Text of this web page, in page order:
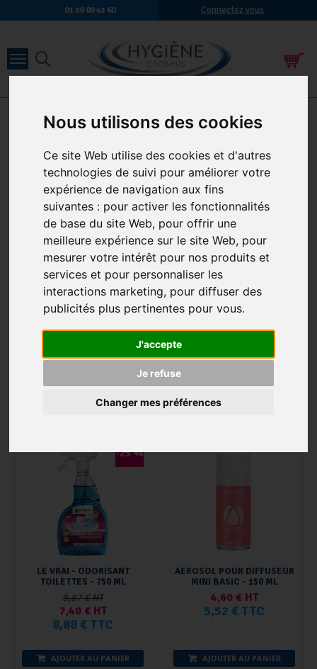
Nous utilisons des cookies
Ce site Web utilise des cookies et d'autres
technologies de suivi pour améliorer votre
expérience de navigation aux fins
suivantes : pour activer les fonctionnalités
de base du site Web, pour offrir une
meilleure expérience sur le site Web, pour
mesurer votre intérêt pour nos produits et
services et pour personnaliser les
interactions marketing, pour diffuser des
publicités plus pertinentes pour vous.
J'accepte
Je refuse
Changer mes préférences
01 39 09 43 60 Connectez vous
- Hygiène des sanitaires-Désodorisants
DÉSODORISANT 750ML
4,58 € HT
5,50 € TTC
AJOUTER AU PANIER
-25 %
LE VRAI PROFESSIONNEL
CLEAN ODOR MENTHE
DESTRUCTEUR D’ODEUR
SPRAY 750ML
9,44 € HT
AJOUTER AU PANIER
-25 %
LE VRAI - ODORISANT
TOILETTES - 750 ML
9,87 € HT
7,40 € HT
8,88 € TTC
AJOUTER AU PANIER
AEROSOL POUR DIFFUSEUR
MINI BASIC - 150 ML
4,60 € HT
5,52 € TTC
AJOUTER AU PANIER